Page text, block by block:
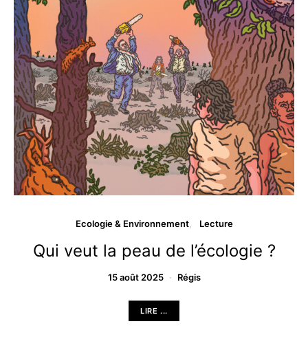
Ecologie & Environnement Lecture
Qui veut la peau de l’écologie ?
15 août 2025 Régis
LIRE ...